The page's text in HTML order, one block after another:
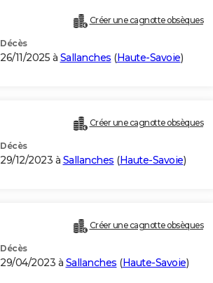
Créer une cagnotte obsèques
Décès
26/11/2025 à Sallanches (Haute-Savoie)
Créer une cagnotte obsèques
Décès
29/12/2023 à Sallanches (Haute-Savoie)
Créer une cagnotte obsèques
Décès
29/04/2023 à Sallanches (Haute-Savoie)